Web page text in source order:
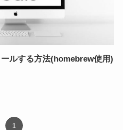
ルする方法(homebrew使用)
1